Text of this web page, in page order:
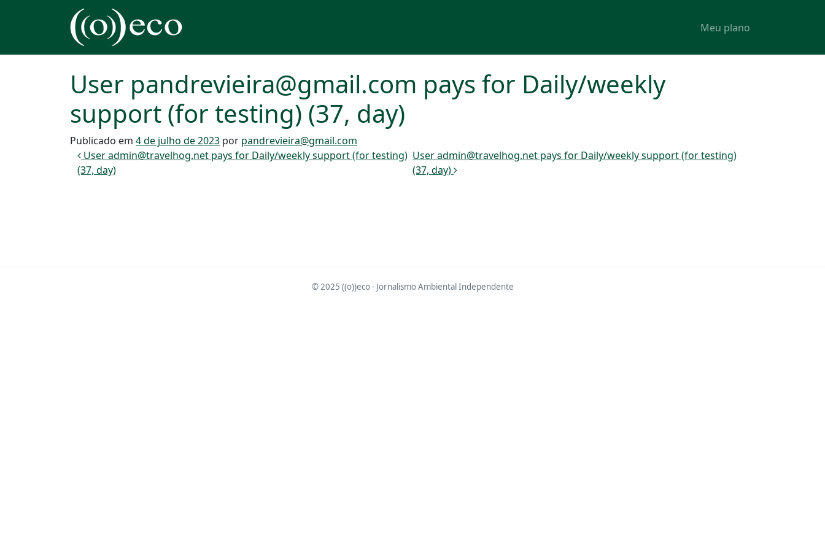
Pular para o conteúdo
Navegação principal Meu plano
User pandrevieira@gmail.com pays for Daily/weekly
support (for testing) (37, day)
Publicado em 4 de julho de 2023 por pandrevieira@gmail.com
Navegação de post
User admin@travelhog.net pays for Daily/weekly support (for testing)
(37, day)
User admin@travelhog.net pays for Daily/weekly support (for testing)
(37, day)
© 2025 ((o))eco - Jornalismo Ambiental Independente